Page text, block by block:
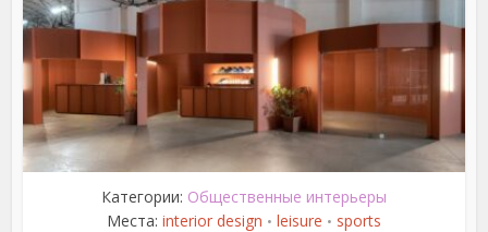
Категории: Общественные интерьеры
Места: interior design • leisure • sports